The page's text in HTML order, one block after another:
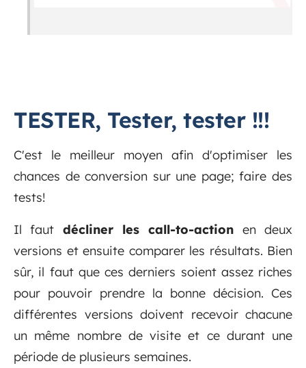
TESTER, Tester, tester !!!
C'est le meilleur moyen afin d'optimiser les
chances de conversion sur une page; faire des
tests!
Il faut décliner les call-to-action en deux
versions et ensuite comparer les résultats. Bien
sûr, il faut que ces derniers soient assez riches
pour pouvoir prendre la bonne décision. Ces
différentes versions doivent recevoir chacune
un même nombre de visite et ce durant une
période de plusieurs semaines.